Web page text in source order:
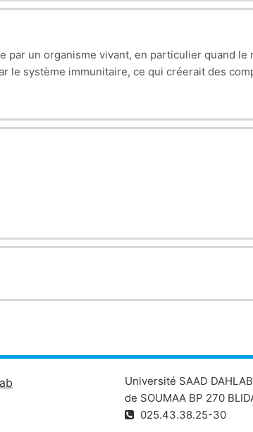
par un organisme vivant, en particulier quand
le système immunitaire, ce qui créerait des
Université SAAD
de SOUMAA BP 270
025.43.38.25-30